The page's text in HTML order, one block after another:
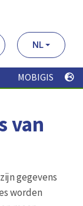
NL
MOBIGIS
van
gegevens
worden